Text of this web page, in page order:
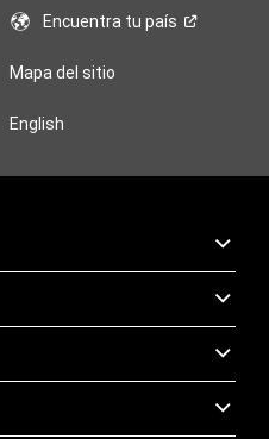
Encuentra tupaís
Mapa del sitio
English